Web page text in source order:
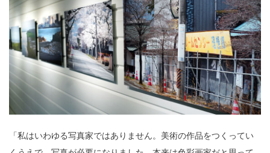
「私はいわゆる写真家ではありません。美術の作品をつくってい